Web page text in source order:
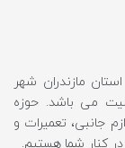
مازندران شهر
می باشد. حوزه
جانبی، تعمیرات و
کنار شما هستیم.